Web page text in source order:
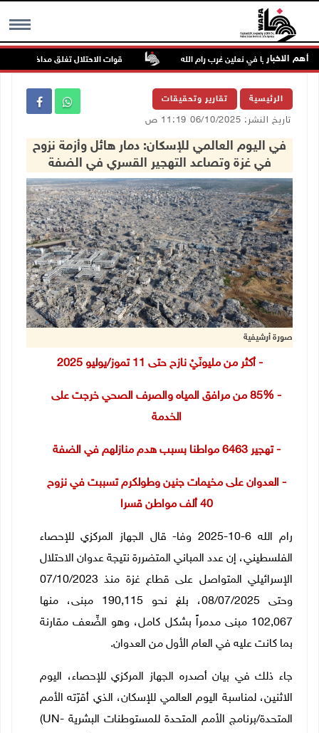
MENU أهم الاخبار
عسكريا في نعلين غرب رام الله قوات الاحتلال تغلق مداخل يعبد جنوب
الرئيسية تقارير وتحقيقات
تاريخ النشر: 06/10/2025 11:19 ص
في اليوم العالمي للإسكان: دمار هائل وأزمة نزوح
في غزة وتصاعد التهجير القسري في الضفة
صورة أرشيفية
- أكثر من مليونَيْ نازح حتى 11 تموز/يوليو 2025
- 85% من مرافق المياه والصرف الصحي خرجت على
الخدمة
- تهجير 6463 مواطنا بسبب هدم منازلهم في الضفة
- العدوان على مخيمات جنين وطولكرم تسببت في نزوح
40 ألف مواطن قسرا
رام الله 6-10-2025 وفا- قال الجهاز المركزي للإحصاء
الفلسطيني، إن عدد المباني المتضررة نتيجة عدوان الاحتلال
الإسرائيلي المتواصل على قطاع غزة منذ 07/10/2023
وحتى 08/07/2025، بلغ نحو
190,115 مبنى، منها
102,067 مبنى مدمراً بشكل كامل، وهو الضِّعف مقارنة
بما كانت عليه في العام الأول من العدوان.
جاء ذلك في بيان أصدره الجهاز المركزي للإحصاء، اليوم
الاثنين، لمناسبة اليوم العالمي للإسكان، الذي أقرّته الأمم
المتحدة/برنامج الأمم المتحدة للمستوطنات البشرية (UN-